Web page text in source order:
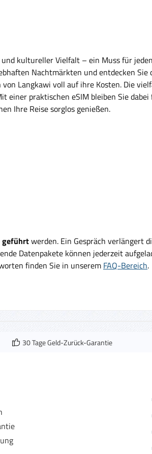
kultureller Vielfalt – ein Muss für
Nachtmärkten und entdecken
Langkawi voll auf ihre Kosten. Die
einer praktischen eSIM bleiben Sie
Ihre Reise sorglos genießen.
geführtwerden. Ein Gespräch verlängert
Datenpakete können jederzeit
finden Sie in unserem FAQ-Bereich.
30 Tage Geld-Zurück-Garantie